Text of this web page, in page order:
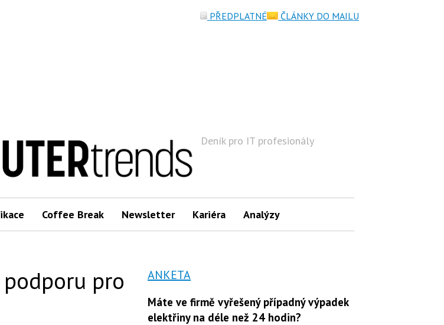
Deník pro IT profesionály
Coffee Break Newsletter Kariéra Analýzy
pro
ANKETA
Máte ve firmě vyřešený případný výpadek
elektřiny na déle než 24 hodin?
PŘEDPLATNÉ ČLÁNKY DO MAILU